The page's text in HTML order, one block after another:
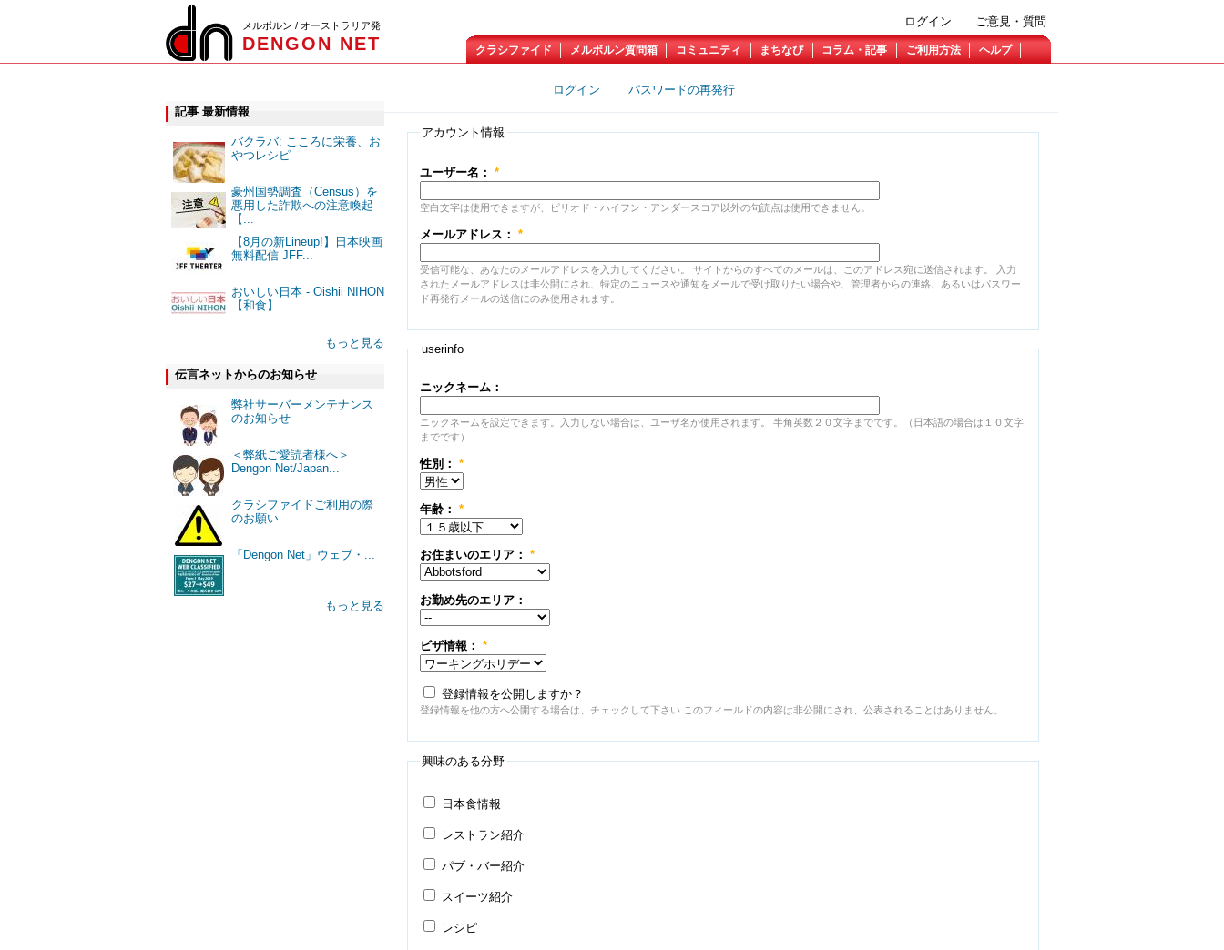
メルボルン / オーストラリア発
DENGON NET
ご意見・質問
ログイン
クラシファイド メルボルン質問箱 コミュニティ まちなび コラム・記事 ご利用方法 ヘルプ
記事 最新情報
バクラバ: こころに栄養、お
やつレシピ
豪州国勢調査（Census）を
悪用した詐欺への注意喚起
【...
【8月の新Lineup!】日本映画
無料配信 JFF...
おいしい日本 - Oishii NIHON
【和食】
もっと見る
伝言ネットからのお知らせ
弊社サーバーメンテナンス
のお知らせ
＜弊紙ご愛読者様へ＞
Dengon Net/Japan...
クラシファイドご利用の際
のお願い
「Dengon Net」ウェブ・...
もっと見る
ログイン パスワードの再発行
アカウント情報
ユーザー名： *
空白文字は使用できますが、ピリオド・ハイフン・アンダースコア以外の句読点は使用できません。
メールアドレス： *
受信可能な、あなたのメールアドレスを入力してください。 サイトからのすべてのメールは、このアドレス宛に送信されます。 入力
されたメールアドレスは非公開にされ、特定のニュースや通知をメールで受け取りたい場合や、管理者からの連絡、あるいはパスワー
ド再発行メールの送信にのみ使用されます。
userinfo
ニックネーム：
ニックネームを設定できます。入力しない場合は、ユーザ名が使用されます。 半角英数２０文字までです。（日本語の場合は１０文字
までです）
性別： *
年齢： *
お住まいのエリア： *
お勤め先のエリア：
ビザ情報： *
登録情報を公開しますか？
登録情報を他の方へ公開する場合は、チェックして下さい このフィールドの内容は非公開にされ、公表されることはありません。
興味のある分野
日本食情報
レストラン紹介
パブ・バー紹介
スイーツ紹介
レシピ